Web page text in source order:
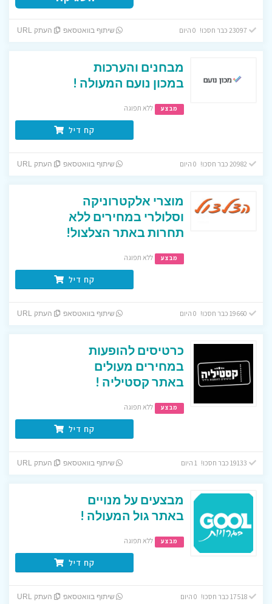
שיתוף בוואטסאפ העתק URL
מבחנים והערכות
במכון נועם המעולה !
מבצע ללא תפוגה
קח דיל
שיתוף בוואטסאפ העתק URL
מוצרי אלקטרוניקה
וסלולרי במחירים ללא
תחרות באתר הצלצול!
מבצע ללא תפוגה
קח דיל
שיתוף בוואטסאפ העתק URL
כרטיסים להופעות
במחירים מעולים
באתר קסטיליה !
מבצע ללא תפוגה
קח דיל
שיתוף בוואטסאפ העתק URL
מבצעים על מנויים
באתר גול המעולה !
מבצע ללא תפוגה
קח דיל
17518 כבר חסכו! 0 היום שיתוף בוואטסאפ העתק URL